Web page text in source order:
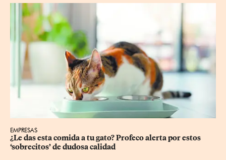
EMPRESAS
¿Le das esta comida a tu gato? Profeco alerta por estos
‘sobrecitos’ de dudosa calidad